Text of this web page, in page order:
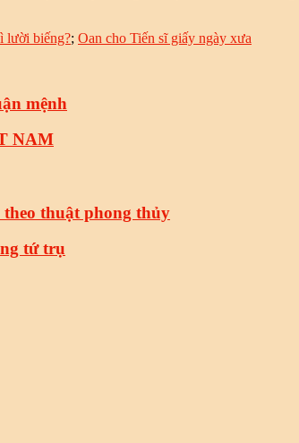
lười biếng?; Oan cho Tiến sĩ giấy ngày xưa
mệnh
NAM
thuật phong thủy
tứ trụ